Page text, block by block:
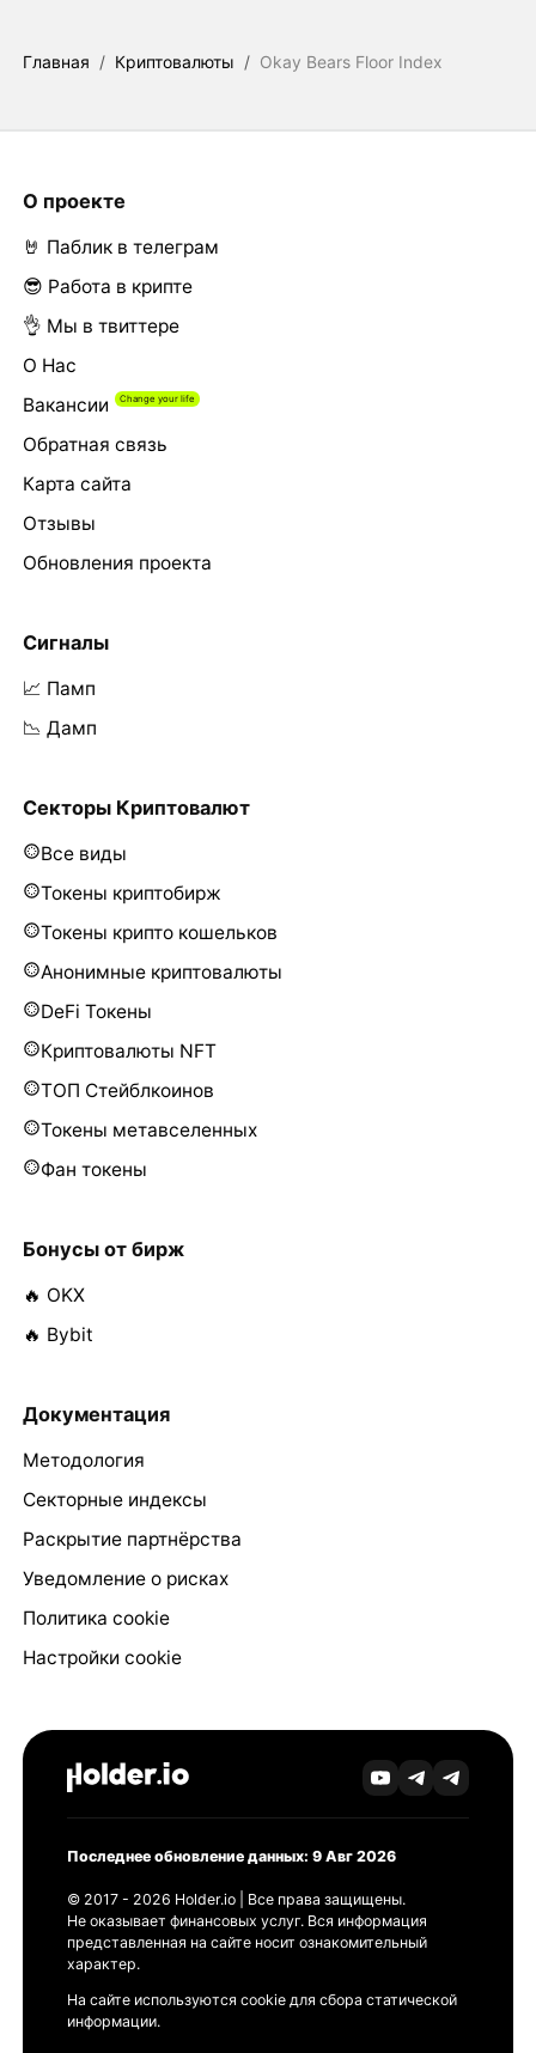
Главная / Криптовалюты / Okay Bears Floor Index
О проекте
🤘 Паблик в телеграм
😎 Работа в крипте
👌 Мы в твиттере
О Нас
Вакансии
Обратная связь
Карта сайта
Отзывы
Обновления проекта
Сигналы
📈 Памп
📉 Дамп
Секторы Криптовалют
Все виды
Токены криптобирж
Токены крипто кошельков
Анонимные криптовалюты
DeFi Токены
Криптовалюты NFT
ТОП Стейблкоинов
Токены метавселенных
Фан токены
Бонусы от бирж
🔥 OKX
🔥 Bybit
Документация
Методология
Секторные индексы
Раскрытие партнёрства
Уведомление о рисках
Политика cookie
Настройки cookie
Последнее обновление данных: 9 Авг 2026
© 2017 - 2026 Holder.io | Все права защищены.
Не оказывает финансовых услуг. Вся информация
представленная на сайте носит ознакомительный
характер.
На сайте используются cookie для сбора статической
информации.